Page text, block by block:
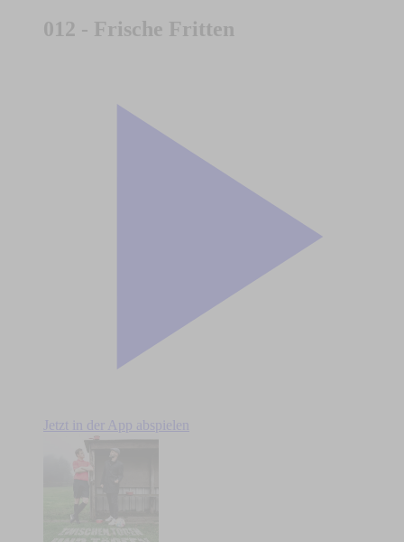
012 - Frische Fritten
Jetzt in der App abspielen